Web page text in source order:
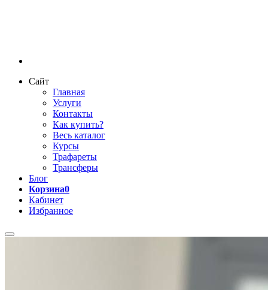
Сайт
Главная
Услуги
Контакты
Как купить?
Весь каталог
Курсы
Трафареты
Трансферы
Блог
Корзина0
Кабинет
Избранное